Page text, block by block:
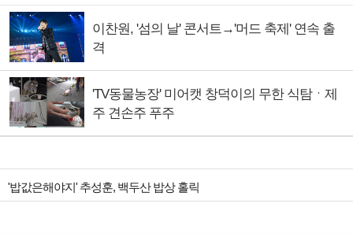
이찬원, '섬의 날' 콘서트→'머드 축제' 연속 출
격
'TV동물농장' 미어캣 창덕이의 무한 식탐ㆍ제
주 견손주 푸주
'밥값은해야지' 추성훈, 백두산 밥상 홀릭